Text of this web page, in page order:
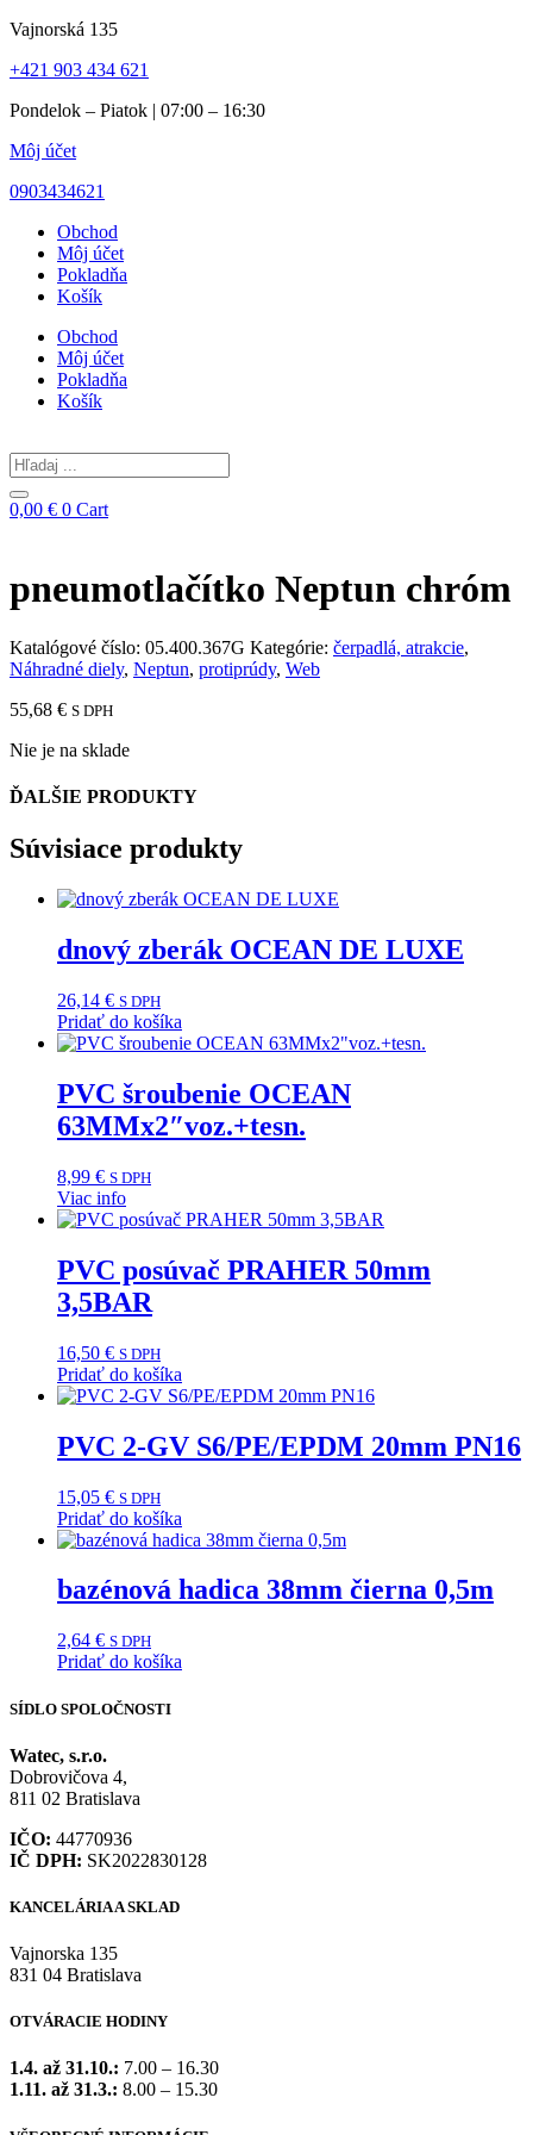
Preskočiť
obsah
Vajnorská 135
+421 903 434 621
Pondelok – Piatok | 07:00 – 16:30
Môj účet
0903434621
Obchod
Môj účet
Pokladňa
Košík
Obchod
Môj účet
Pokladňa
Košík
Search
...
0,00 € 0 Cart
pneumotlačítko Neptun chróm
Katalógové číslo: 05.400.367G Kategórie: čerpadlá, atrakcie,
Náhradné diely, Neptun, protiprúdy, Web
55,68 € S DPH
Nie je na sklade
ĎALŠIE PRODUKTY
Súvisiace produkty
dnový zberák OCEAN DE LUXE
26,14 € S DPH
Pridať do košíka
PVC šroubenie OCEAN
63MMx2″voz.+tesn.
8,99 € S DPH
Viac info
PVC posúvač PRAHER 50mm
3,5BAR
16,50 € S DPH
Pridať do košíka
PVC 2-GV S6/PE/EPDM 20mm PN16
15,05 € S DPH
Pridať do košíka
bazénová hadica 38mm čierna 0,5m
2,64 € S DPH
Pridať do košíka
SÍDLO SPOLOČNOSTI
Watec, s.r.o.
Dobrovičova 4,
811 02 Bratislava
IČO: 44770936
IČ DPH: SK2022830128
KANCELÁRIA A SKLAD
Vajnorska 135
831 04 Bratislava
OTVÁRACIE HODINY
1.4. až 31.10.: 7.00 – 16.30
1.11. až 31.3.: 8.00 – 15.30